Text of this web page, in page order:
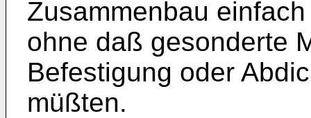
Zusammenbau
ohne daß gesonderte
Befestigung oder
müßten.